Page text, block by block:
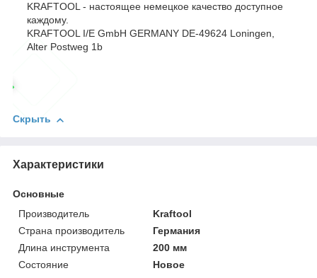
KRAFTOOL - настоящее немецкое качество доступное
каждому.
KRAFTOOL I/E GmbH GERMANY DE-49624 Loningen,
Alter Postweg 1b
Скрыть
Характеристики
Основные
Производитель
Kraftool
Страна производитель
Германия
Длина инструмента
200 мм
Состояние
Новое